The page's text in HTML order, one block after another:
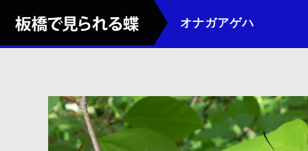
オナガアゲハ